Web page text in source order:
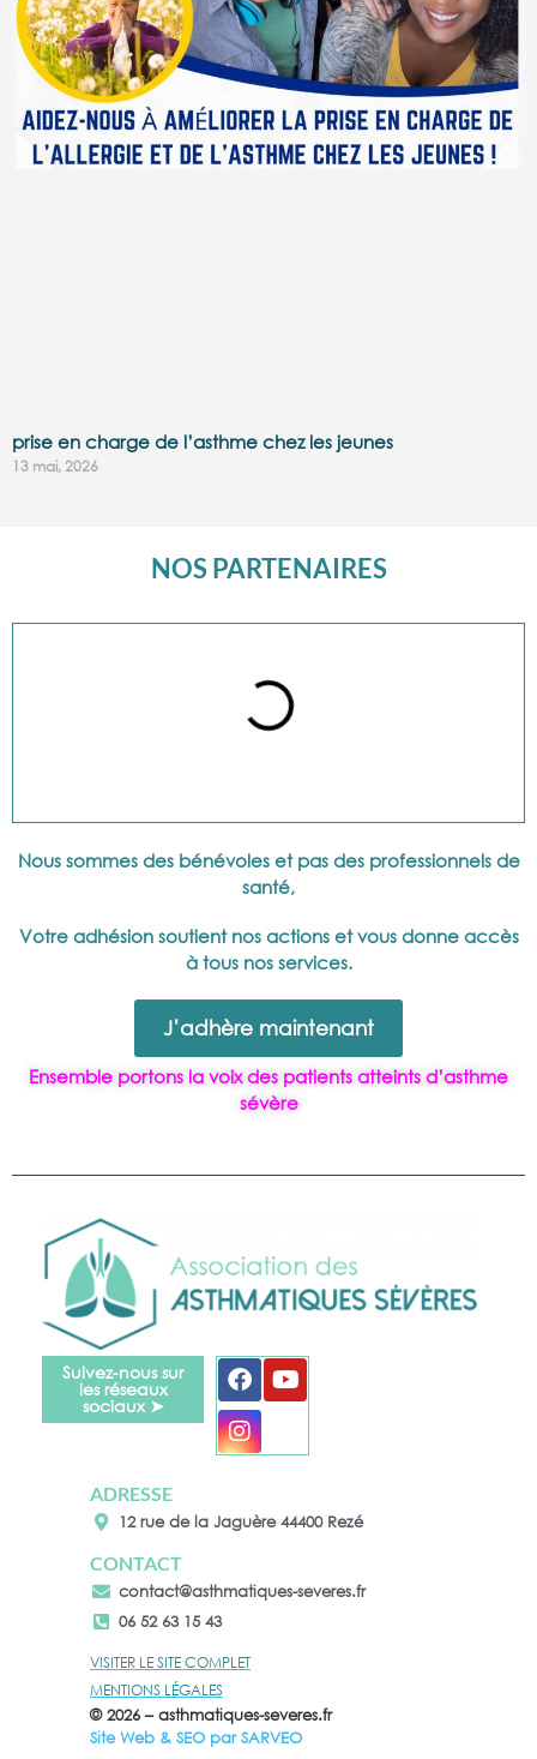
prise en charge de l’asthme chez les jeunes
13 mai, 2026
NOS PARTENAIRES
Nous sommes des bénévoles et pas des professionnels de
santé,
Votre adhésion soutient nos actions et vous donne accès
à tous nos services.
J’adhère maintenant
Ensemble portons la voix des patients atteints d’asthme
sévère
Suivez-nous sur
les réseaux
sociaux ➤
ADRESSE
12 rue de la Jaguère 44400 Rezé
CONTACT
contact@asthmatiques-severes.fr
06 52 63 15 43
VISITER LE SITE COMPLET
MENTIONS LÉGALES
© 2026 – asthmatiques-severes.fr
Site Web & SEO parSARVEO